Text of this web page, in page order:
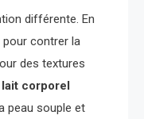
différente. En
pour contrer la
des textures
lait corporel
peau souple et